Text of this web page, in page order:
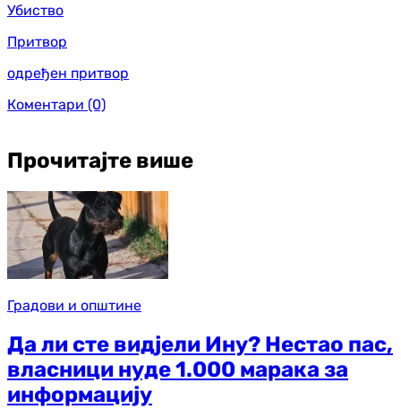
Убиство
Притвор
одређен притвор
Коментари (0)
Прочитајте више
Градови и општине
Да ли сте видјели Ину? Нестао пас,
власници нуде 1.000 марака за
информацију